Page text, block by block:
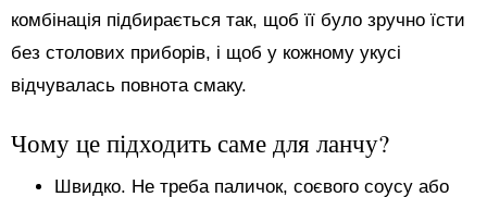
комбінація підбирається так, щоб її було зручно їсти
без столових приборів, і щоб у кожному укусі
відчувалась повнота смаку.
Чому це підходить саме для ланчу?
Швидко. Не треба паличок, соєвого соусу або